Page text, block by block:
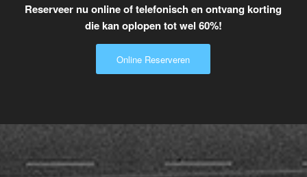
Reserveer nu online of telefonisch en ontvang korting
die kan oplopen tot wel 60%!
Online Reserveren